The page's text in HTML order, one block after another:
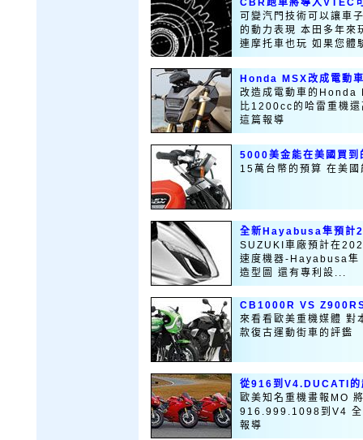
CBR跑車將導入VTEC
可變汽門技術可以讓車
的動力表現 本田多年來
連摩托車也玩 如果您體
Honda MSX改成電動
改造成電動車的Honda
比1200cc的哈雷重機
這篇報導
5000美金能在美國買到
15萬台幣的預算 在美
全新Hayabusa隼預計
SUZUKI車廠預計在
速度機器-Hayabusa隼
造型圖 還有專利設...
CB1000R VS
來看看歐美重機媒體
款復古運動街車的評鑑
從916到V4.DUCATI的
歐美知名重機畫報MO
916.999.1098到V4 全
報導